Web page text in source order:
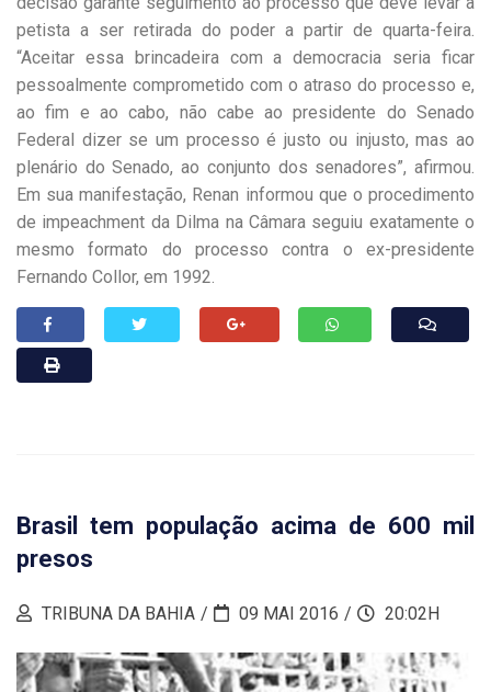
petista a ser retirada do poder a partir de quarta-feira.
“Aceitar essa brincadeira com a democracia seria ficar
pessoalmente comprometido com o atraso do processo e,
ao fim e ao cabo, não cabe ao presidente do Senado
Federal dizer se um processo é justo ou injusto, mas ao
plenário do Senado, ao conjunto dos senadores”, afirmou.
Em sua manifestação, Renan informou que o procedimento
de impeachment da Dilma na Câmara seguiu exatamente o
mesmo formato do processo contra o ex-presidente
Fernando Collor, em 1992.
Brasil tem população acima de 600 mil
presos
TRIBUNA DA BAHIA 09 MAI 2016 20:02H